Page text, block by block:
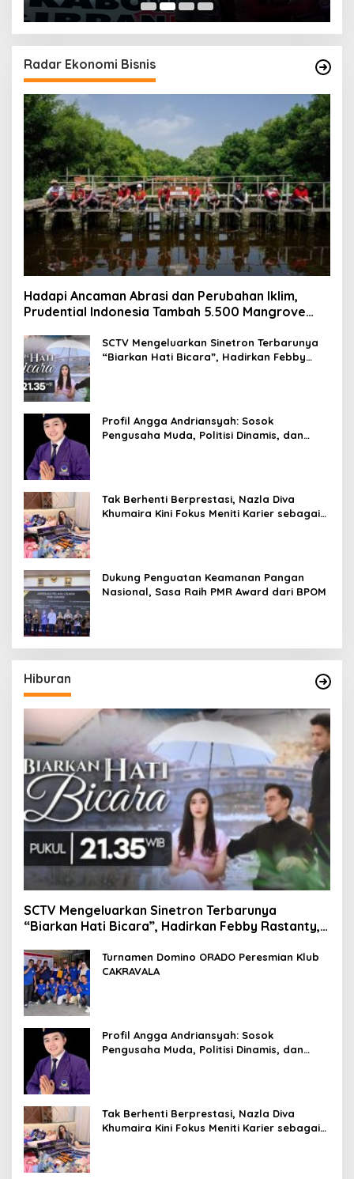
Radar Ekonomi Bisnis
Hadapi Ancaman Abrasi dan Perubahan Iklim,
Prudential Indonesia Tambah 5.500 Mangrove
SCTV Mengeluarkan Sinetron Terbarunya
“Biarkan Hati Bicara”, Hadirkan Febby
Profil Angga Andriansyah: Sosok
Pengusaha Muda, Politisi Dinamis, dan
Tak Berhenti Berprestasi, Nazla Diva
Khumaira Kini Fokus Meniti Karier sebagai
Dukung Penguatan Keamanan Pangan
Nasional, Sasa Raih PMR Award dari BPOM
Hiburan
SCTV Mengeluarkan Sinetron Terbarunya
“Biarkan Hati Bicara”, Hadirkan Febby Rastanty,
Turnamen Domino ORADO Peresmian Klub
CAKRAVALA
Profil Angga Andriansyah: Sosok
Pengusaha Muda, Politisi Dinamis, dan
Tak Berhenti Berprestasi, Nazla Diva
Khumaira Kini Fokus Meniti Karier sebagai